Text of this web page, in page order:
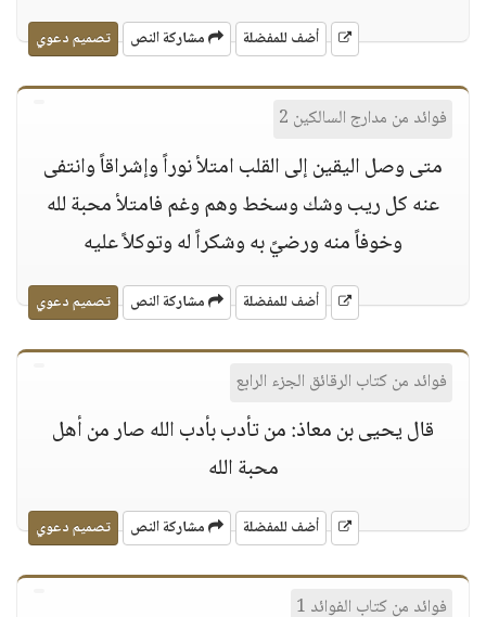
أضف للمفضلة مشاركة النص تصميم دعوي
فوائد من مدارج السالكين 2
متى وصل اليقين إلى القلب امتلأ نوراً وإشراقاً وانتفى
عنه كل ريب وشك وسخط وهم وغم فامتلأ محبة لله
وخوفاً منه ورضيً به وشكراً له وتوكلاً عليه
أضف للمفضلة مشاركة النص تصميم دعوي
فوائد من كتاب الرقائق الجزء الرابع
قال يحيى بن معاذ: من تأدب بأدب الله صار من أهل
محبة الله
أضف للمفضلة مشاركة النص تصميم دعوي
فوائد من كتاب الفوائد 1